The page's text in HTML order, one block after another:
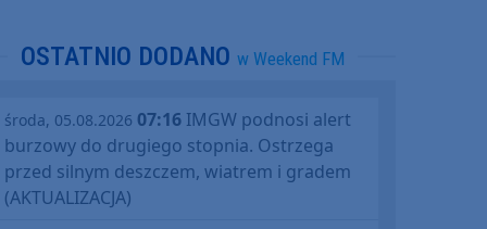
OSTATNIO DODANO w Weekend FM
środa, 05.08.2026 07:16 IMGW podnosi alert
burzowy do drugiego stopnia. Ostrzega
przed silnym deszczem, wiatrem i gradem
(AKTUALIZACJA)